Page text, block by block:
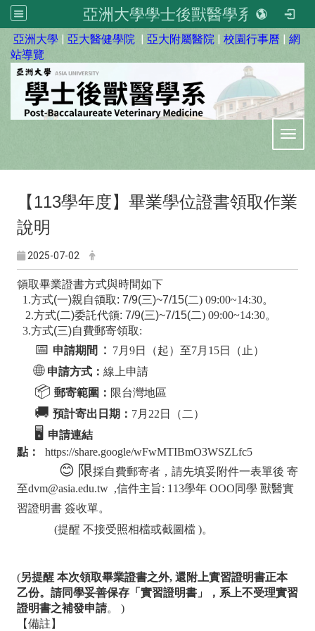
亞洲大學學士後獸醫學系
亞洲大學 | 亞大醫健學院 | 亞大附屬醫院 | 校園行事曆 | 網
站導覽
【113學年度】畢業學位證書領取作業
說明
2025-07-02
領取畢業證書方式與時間如下
1.方式(一)親自領取: 7/9(三)~7/15(二) 09:00~14:30。
2.方式(二)委託代領: 7/9(三)~7/15(二) 09:00~14:30。
3.方式(三)自費郵寄領取:
📅 申請期間 ： 7月9日（起）至7月15日（止）
🌐 申請方式： 線上申請
📦 郵寄範圍： 限台灣地區
🚚 預計寄出日期： 7月22日（二）
🖥️ 申請連結
點：
https://share.google/wFwMTIBmO3WSZLfc5
😊 限採自費郵寄者，請先填妥附件一表單後 寄
至dvm@asia.edu.tw ,信件主旨: 113學年 OOO同學 獸醫實
習證明書 簽收單。
(提醒 不接受照相檔或截圖檔 )。
(另提醒 本次領取畢業證書之外, 還附上實習證明書正本
乙份。請同學妥善保存「 實習證明書」
，系上不受理實習
證明書之補發申請。 )
【備註】